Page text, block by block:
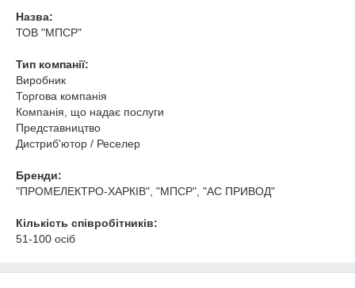
Назва:
ТОВ "МПСР"
Тип компанії:
Виробник
Торгова компанія
Компанія, що надає послуги
Представництво
Дистриб'ютор / Реселер
Бренди:
"ПРОМЕЛЕКТРО-ХАРКІВ", "МПСР", "АС ПРИВОД"
Кількість співробітників:
51-100 осіб